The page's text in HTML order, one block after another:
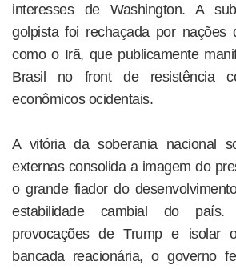
interesses de Washington. A
golpista foi rechaçada por nações
como o Irã, que publicamente
Brasil no front de resistência
econômicos ocidentais.
A vitória da soberania nacional
externas consolida a imagem do
o grande fiador do
estabilidade cambial do
provocações de Trump e isolar
bancada reacionária, o governo